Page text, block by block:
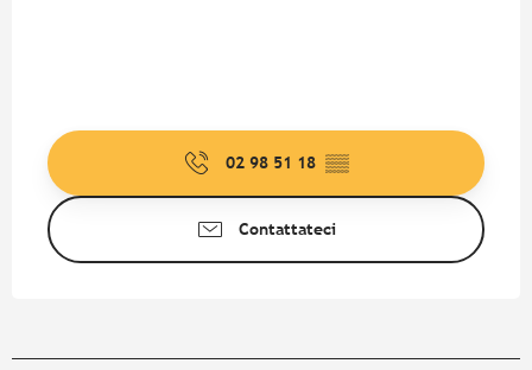
02 98 51 18 ▒▒
Contattateci